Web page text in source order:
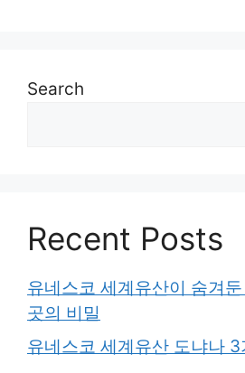
Search
Recent Posts
유네스코 세계유산이 숨겨
곳의 비밀
유네스코 세계유산 도냐나 3